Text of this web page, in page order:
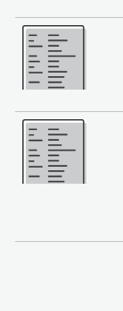
さらに表示
さらに表示